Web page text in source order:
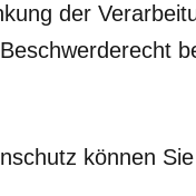
der
können